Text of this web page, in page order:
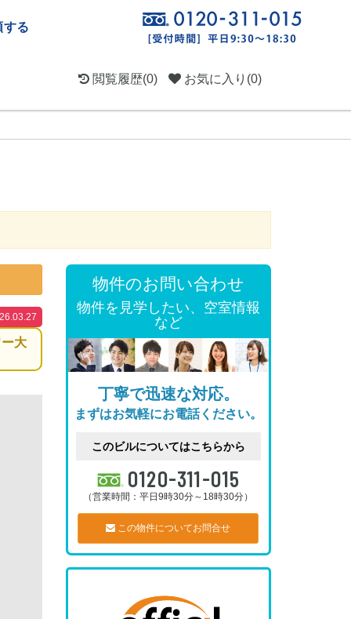
する
閲覧履歴(0) お気に入り (0)
大
物件のお問い合わせ
物件を見学したい、空室情報
など
丁寧で迅速な対応。
まずはお気軽にお電話ください。
このビルについてはこちらから
0120-311-015
（営業時間：平日9時30分～18時30分）
この物件についてお問合せ